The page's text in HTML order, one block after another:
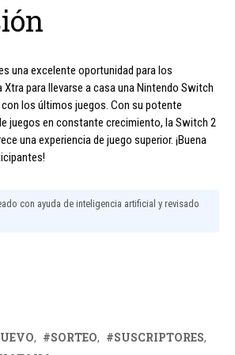
una excelente oportunidad para los
para llevarse a casa una Nintendo Switch
los últimos juegos. Con su potente
juegos en constante crecimiento, la Switch 2
una experiencia de juego superior. ¡Buena
con ayuda de inteligencia artificial y revisado
SORTEO
SUSCRIPTORES